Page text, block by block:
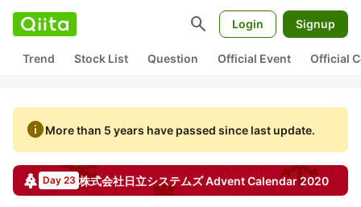
search Login Signup
Trend Stock List Question Official Event Official
infoMore than 5 years have passed since last update.
Day 23 株式会社日立システムズAdvent Calendar 2020